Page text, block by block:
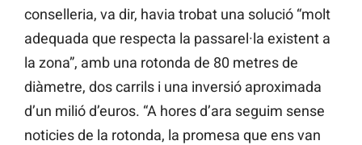
conselleria, va dir, havia trobat una solució “molt
adequada que respecta la passarel·la existent a
la zona”, amb una rotonda de 80 metres de
diàmetre, dos carrils i una inversió aproximada
d’un milió d’euros. “A hores d’ara seguim sense
noticies de la rotonda, la promesa que ens van